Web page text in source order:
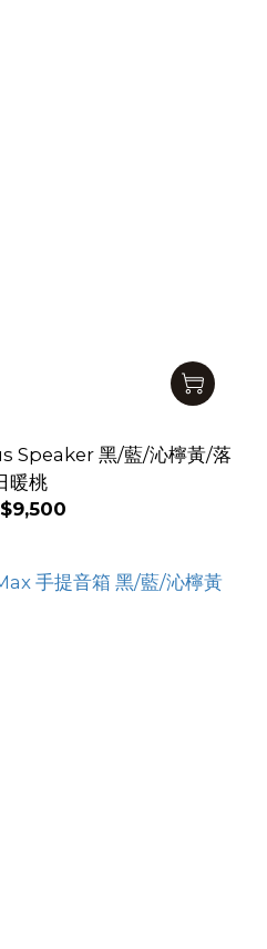
Speaker 黑/藍/沁檸黃/落
暖桃